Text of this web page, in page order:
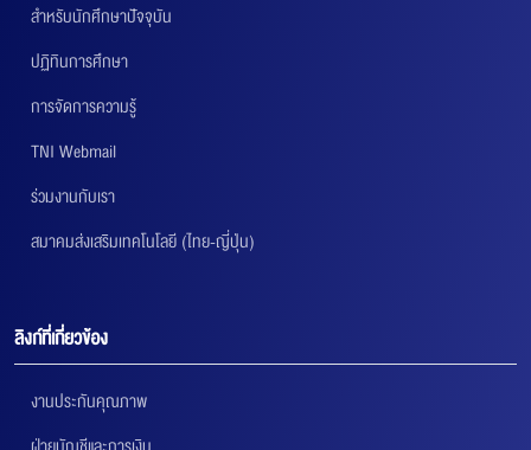
สำหรับนักศึกษาปัจจุบัน
ปฏิทินการศึกษา
การจัดการความรู้
TNI Webmail
ร่วมงานกับเรา
สมาคมส่งเสริมเทคโนโลยี (ไทย-ญี่ปุ่น)
ลิงก์ที่เกี่ยวข้อง
งานประกันคุณภาพ